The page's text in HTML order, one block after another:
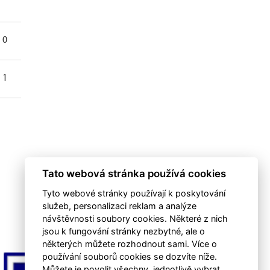
0
1
Tato webová stránka používá cookies
Tyto webové stránky používají k poskytování
služeb, personalizaci reklam a analýze
návštěvnosti soubory cookies. Některé z nich
jsou k fungování stránky nezbytné, ale o
některých můžete rozhodnout sami. Více o
používání souborů cookies se dozvíte níže.